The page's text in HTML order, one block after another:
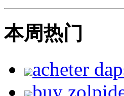
本周热门
acheter